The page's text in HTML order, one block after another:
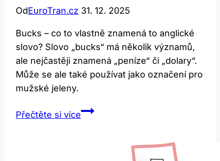
OdEuroTran.cz 31. 12. 2025
Bucks – co to vlastně znamená to anglické
slovo? Slovo „bucks“ má několik významů,
ale nejčastěji znamená „peníze“ či „dolary“.
Může se ale také používat jako označení pro
mužské jeleny.
Přečtěte si víceBucks: